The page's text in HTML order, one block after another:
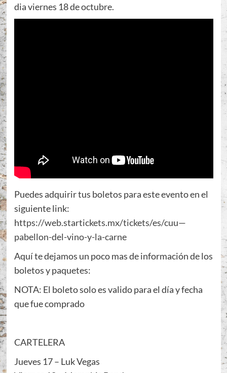
dia viernes 18 de octubre.
Puedes adquirir tus boletos para este evento en el
siguiente link:
https://web.startickets.mx/tickets/es/cuu—
pabellon-del-vino-y-la-carne
Aquí te dejamos un poco mas de información de los
boletos y paquetes:
NOTA: El boleto solo es valido para el día y fecha
que fue comprado
CARTELERA
Jueves 17 – Luk Vegas